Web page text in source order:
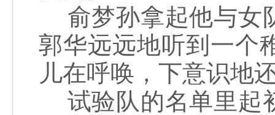
俞梦孙拿起他与女
郭华远远地听到一个
儿在呼唤，下意识地
试验队的名单里起